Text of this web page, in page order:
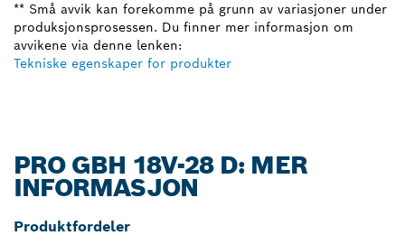
** Små avvik kan forekomme på grunn av variasjoner under
produksjonsprosessen. Du finner mer informasjon om
avvikene via denne lenken:
Tekniske egenskaper for produkter
PRO GBH 18V-28 D: MER
INFORMASJON
Produktfordeler